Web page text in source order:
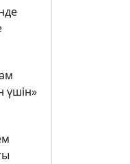
үшін»